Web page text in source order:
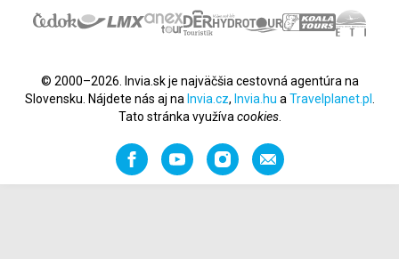
© 2000–2026. Invia.sk je najväčšia cestovná agentúra na
Slovensku. Nájdete nás aj na Invia.cz, Invia.hu a Travelplanet.pl
Tato stránka využíva cookies.
FacebookYouTubeInstagramOdporučiť